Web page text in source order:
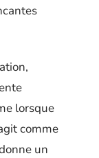
lorsque
comme
un